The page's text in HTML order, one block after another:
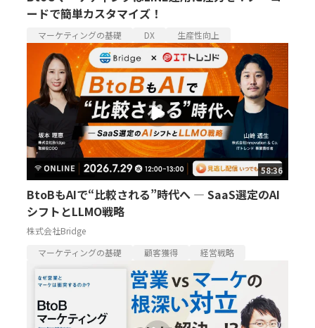
ードで簡単カスタマイズ！
マーケティングの基礎 DX 生産性向上
58:36
BtoBもAIで“比較される”時代へ ― SaaS選定のAI
シフトとLLMO戦略
株式会社Bridge
マーケティングの基礎
顧客獲得 経営戦略